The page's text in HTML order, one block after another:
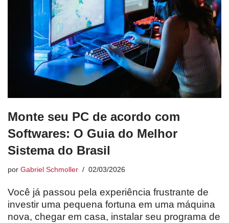
Monte seu PC de acordo com
Softwares: O Guia do Melhor
Sistema do Brasil
por Gabriel Schmoller 02/03/2026
Você já passou pela experiência frustrante de
investir uma pequena fortuna em uma máquina
nova, chegar em casa, instalar seu programa de